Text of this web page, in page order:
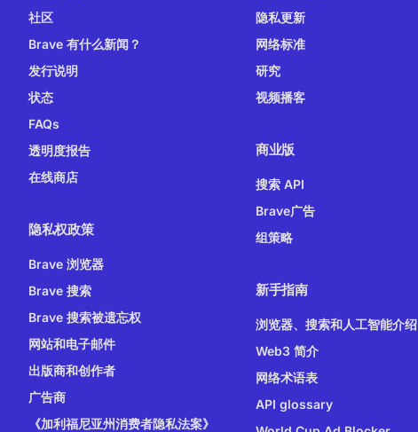
社区
Brave 有什么新闻？
发行说明
状态
FAQs
透明度报告
在线商店
隐私权政策
Brave 浏览器
Brave 搜索
Brave 搜索被遗忘权
网站和电子邮件
出版商和创作者
广告商
《加利福尼亚州消费者隐私法案》
隐私更新
网络标准
研究
视频播客
商业版
搜索 API
Brave广告
组策略
新手指南
浏览器、搜索和人工智能介绍
Web3 简介
网络术语表
API glossary